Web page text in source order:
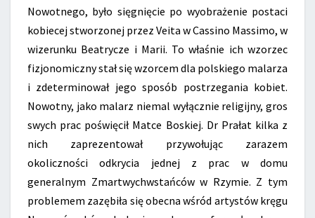
Nowotnego, było sięgnięcie po wyobrażenie postaci
kobiecej stworzonej przez Veita w Cassino Massimo, w
wizerunku Beatrycze i Marii. To właśnie ich wzorzec
fizjonomiczny stał się wzorcem dla polskiego malarza
i zdeterminował jego sposób postrzegania kobiet.
Nowotny, jako malarz niemal wyłącznie religijny, gros
swych prac poświęcił Matce Boskiej. Dr Prałat kilka z
nich zaprezentował przywołując zarazem
okoliczności odkrycia jednej z prac w domu
generalnym Zmartwychwstańców w Rzymie. Z tym
problemem zazębiła się obecna wśród artystów kręgu